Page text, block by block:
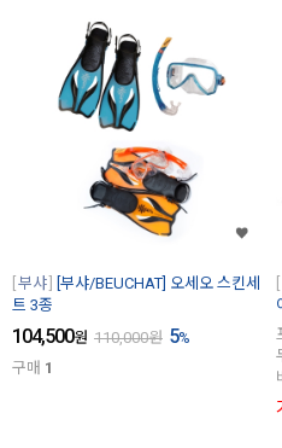
부샤
[부샤/BEUCHAT] 오세오 스킨세
트 3종
104,500원 110,000원 5%
구매 1